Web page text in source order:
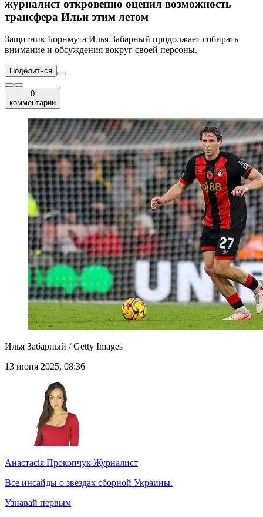
журналист откровенно оценил возможность
трансфера Ильи этим летом
Защитник Борнмута Илья Забарный продолжает собирать
внимание и обсуждения вокруг своей персоны.
Поделиться
0
комментарии
Илья Забарный / Getty Images
13 июня 2025, 08:36
Анастасія Прокопчук Журналист
Все инсайды о звездах сборной Украины.
Узнавай первым